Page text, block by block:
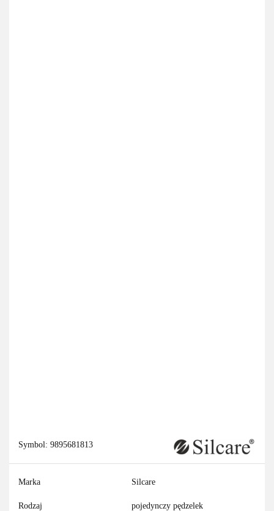
Symbol: 9895681813
Marka Silcare
Rodzaj pojedynczy pędzelek